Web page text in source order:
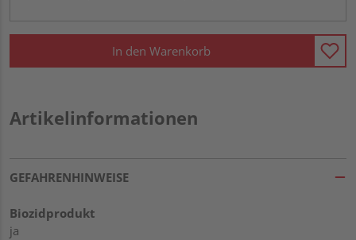
In den Warenkorb
Artikelinformationen
GEFAHRENHINWEISE
Biozidprodukt
ja